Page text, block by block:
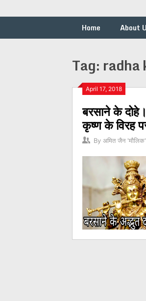
Home About
Tag: radha
April 17, 2018
बरसाने के
कृष्ण के विरह
By अमित जैन 'मौलिक'
Posts
navigation